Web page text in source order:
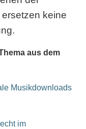
keine
aus dem
Musikdownloads
im